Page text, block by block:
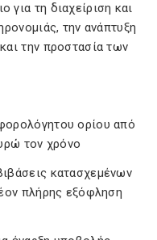
τη διαχείριση και
την ανάπτυξη
την προστασία των
ορίου από
τον χρόνο
κατασχεμένων
πλήρης εξόφληση